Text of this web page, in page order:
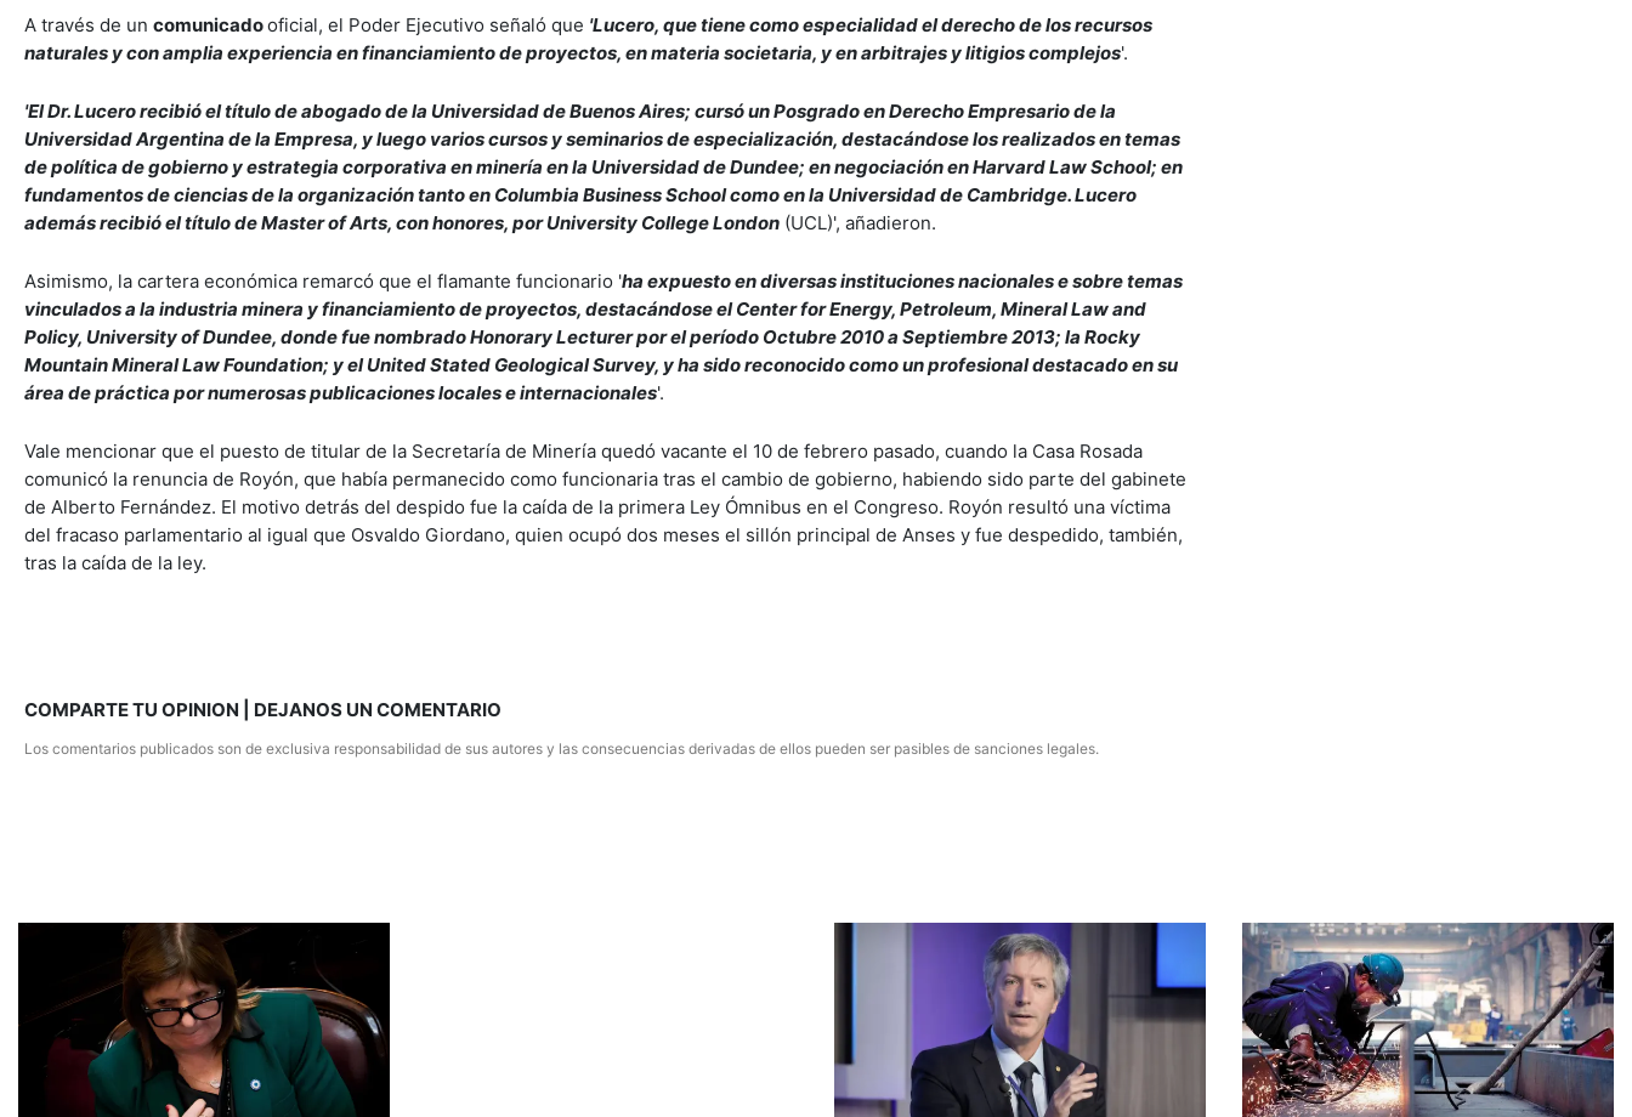
A través de un comunicadooficial, el Poder Ejecutivo señaló que 'Lucero, que tiene como especialidad el derecho de los recursos
naturales y con amplia experiencia en financiamiento de proyectos, en materia societaria, y en arbitrajes y litigios complejos'.
'El Dr. Lucero recibió el título de abogado de la Universidad de Buenos Aires; cursó un Posgrado en Derecho Empresario de la
Universidad Argentina de la Empresa, y luego varios cursos y seminarios de especialización, destacándose los realizados en temas
de política de gobierno y estrategia corporativa en minería en la Universidad de Dundee; en negociación en Harvard Law School; en
fundamentos de ciencias de la organización tanto en Columbia Business School como en la Universidad de Cambridge. Lucero
además recibió el título de Master of Arts, con honores, por University College London (UCL)', añadieron.
Asimismo, la cartera económica remarcó que el flamante funcionario 'ha expuesto en diversas instituciones nacionales e sobre temas
vinculados a la industria minera y financiamiento de proyectos, destacándose el Center for Energy, Petroleum, Mineral Law and
Policy, University of Dundee, donde fue nombrado Honorary Lecturer por el período Octubre 2010 a Septiembre 2013; la Rocky
Mountain Mineral Law Foundation; y el United Stated Geological Survey, y ha sido reconocido como un profesional destacado en su
área de práctica por numerosas publicaciones locales e internacionales'.
Vale mencionar que el puesto de titular de la Secretaría de Minería quedó vacante el 10 de febrero pasado, cuando la Casa Rosada
comunicó la renuncia de Royón, que había permanecido como funcionaria tras el cambio de gobierno, habiendo sido parte del gabinete
de Alberto Fernández. El motivo detrás del despido fue la caída de la primera Ley Ómnibus en el Congreso. Royón resultó una víctima
del fracaso parlamentario al igual que Osvaldo Giordano, quien ocupó dos meses el sillón principal de Anses y fue despedido, también,
tras la caída de la ley.
COMPARTE TU OPINION | DEJANOS UN COMENTARIO
Los comentarios publicados son de exclusiva responsabilidad de sus autores y las consecuencias derivadas de ellos pueden ser pasibles de sanciones legales.